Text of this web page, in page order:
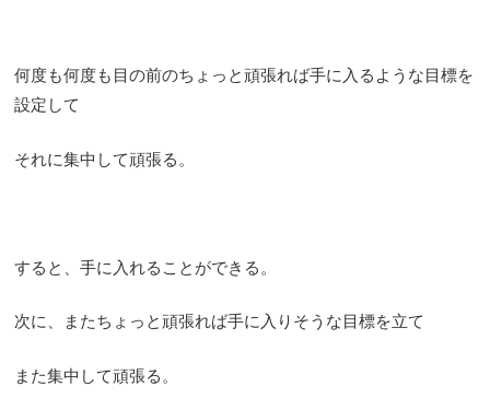
何度も何度も目の前のちょっと頑張れば手に入るような目標を
設定して
それに集中して頑張る。
すると、手に入れることができる。
次に、またちょっと頑張れば手に入りそうな目標を立て
また集中して頑張る。